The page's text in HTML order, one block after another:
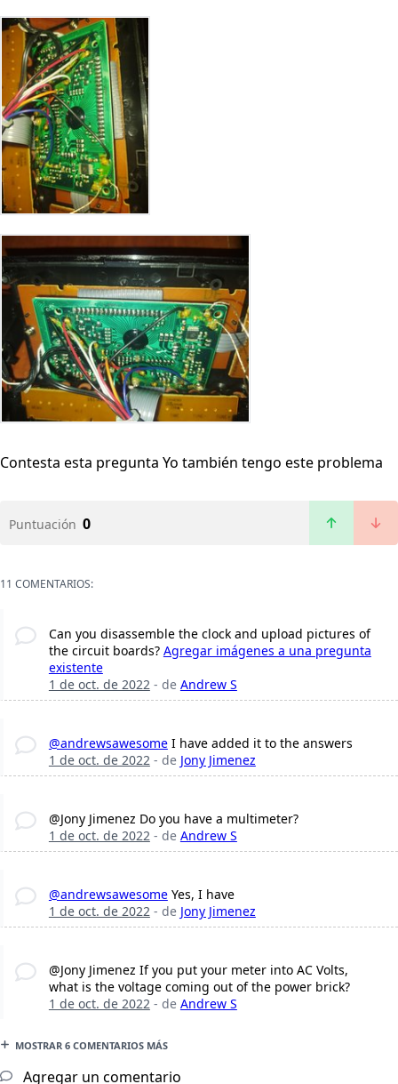
Contesta esta pregunta Yo también tengo este problema
Puntuación 0
11 COMENTARIOS:
Can you disassemble the clock and upload pictures of
the circuit boards? Agregar imágenes a una pregunta
existente
1 de oct. de 2022 - de Andrew S
@andrewsawesomeI have added it to the answers
1 de oct. de 2022 - de Jony Jimenez
@Jony Jimenez Do you have a multimeter?
1 de oct. de 2022 - de Andrew S
@andrewsawesomeYes, I have
1 de oct. de 2022 - de Jony Jimenez
@Jony Jimenez If you put your meter into AC Volts,
what is the voltage coming out of the power brick?
1 de oct. de 2022 - de Andrew S
MOSTRAR 6 COMENTARIOS MÁS
Agregar un comentario